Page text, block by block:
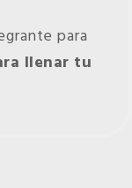
para
llenar tu